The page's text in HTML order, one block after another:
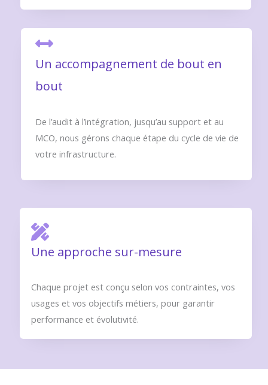
Un accompagnement de bout en
bout
De l’audit à l’intégration, jusqu’au support et au
MCO, nous gérons chaque étape du cycle de vie de
votre infrastructure.
Une approche sur-mesure
Chaque projet est conçu selon vos contraintes, vos
usages et vos objectifs métiers, pour garantir
performance et évolutivité.